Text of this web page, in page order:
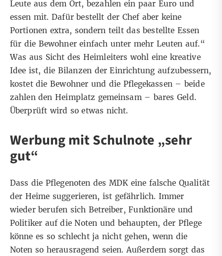
Leute aus dem Ort, bezahlen ein paar Euro und
essen mit. Dafür bestellt der Chef aber keine
Portionen extra, sondern teilt das bestellte Essen
für die Bewohner einfach unter mehr Leuten auf.“
Was aus Sicht des Heimleiters wohl eine kreative
Idee ist, die Bilanzen der Einrichtung aufzubessern,
kostet die Bewohner und die Pflegekassen – beide
zahlen den Heimplatz gemeinsam – bares Geld.
Überprüft wird so etwas nicht.
Werbung mit Schulnote „sehr
gut“
Dass die Pflegenoten des MDK eine falsche Qualität
der Heime suggerieren, ist gefährlich. Immer
wieder berufen sich Betreiber, Funktionäre und
Politiker auf die Noten und behaupten, der Pflege
könne es so schlecht ja nicht gehen, wenn die
Noten so herausragend seien. Außerdem sorgt das